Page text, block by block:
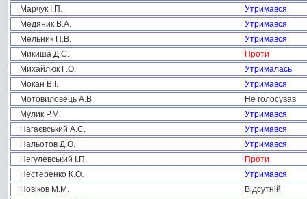
Марчук І.П.
Утримався
Медяник В.А.
Утримався
Мельник П.В.
Утримався
Микиша Д.С.
Проти
Михайлюк Г.О.
Утрималась
Мокан В.І.
Утримався
Мотовиловець А.В.
Не голосував
Мулик Р.М.
Утримався
Нагаєвський А.С.
Утримався
Нальотов Д.О.
Утримався
Негулевський І.П.
Проти
Нестеренко К.О.
Утримався
Новіков М.М.
Відсутній